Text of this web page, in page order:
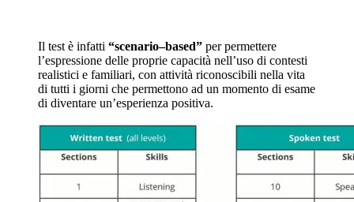
Il test è infatti “scenario–based” per permettere
l’espressione delle proprie capacità nell’uso di contesti
realistici e familiari, con attività riconoscibili nella vita
di tutti i giorni che permettono ad un momento di esame
di diventare un’esperienza positiva.